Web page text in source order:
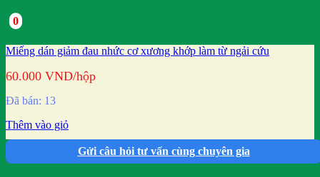
0
Miếng dán giảm đau nhức cơ xương khớp làm từ ngải cứu
60.000 VND/hộp
Đã bán: 13
Thêm vào giỏ
Gửi câu hỏi tư vấn cùng chuyên gia